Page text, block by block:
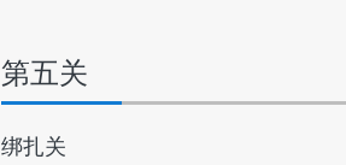
第五关
绑扎关